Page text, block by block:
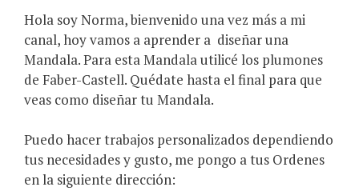
Hola soy Norma, bienvenido una vez más a mi
canal, hoy vamos a aprender a diseñar una
Mandala. Para esta Mandala utilicé los plumones
de Faber-Castell. Quédate hasta el final para que
veas como diseñar tu Mandala.
Puedo hacer trabajos personalizados dependiendo
tus necesidades y gusto, me pongo a tus Ordenes
en la siguiente dirección: